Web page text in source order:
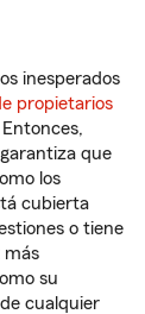
inesperados
propietarios
que
los
cubierta
o tiene
más
su
cualquier